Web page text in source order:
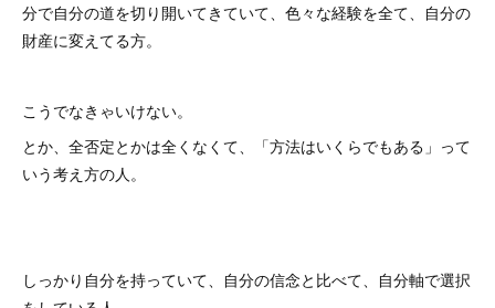
分で自分の道を切り開いてきていて、色々な経験を全て、自分の
財産に変えてる方。
こうでなきゃいけない。
とか、全否定とかは全くなくて、「方法はいくらでもある」って
いう考え方の人。
しっかり自分を持っていて、自分の信念と比べて、自分軸で選択